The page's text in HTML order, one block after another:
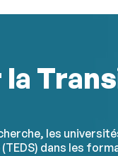
la
les
dans les